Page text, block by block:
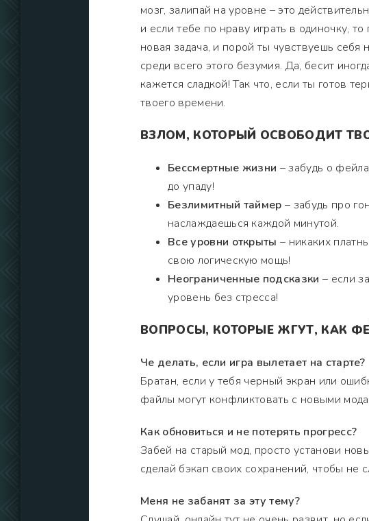
мозг, залипай на уровне – это
и если тебе по нраву играть в одиночку,
новая задача, и порой ты чувствуешь
среди всего этого безумия. Да, бесит
кажется сладкой! Так что, если ты готов
твоего времени.
ВЗЛОМ, КОТОРЫЙ ОСВОБОДИТ
Бессмертные жизни – забудь о
до упаду!
Безлимитный таймер – забудь про
наслаждаешься каждой минутой.
Все уровни открыты – никаких
свою логическую мощь!
Неограниченные подсказки – если
уровень без стресса!
ВОПРОСЫ, КОТОРЫЕ ЖГУТ, КАК
Че делать, если игра вылетает на старте?
Братан, если у тебя черный экран или
файлы могут конфликтовать с новыми
Как обновиться и не потерять прогресс?
Забей на старый мод, просто установи
сделай бэкап своих сохранений, чтобы не
Меня не забанят за эту тему?